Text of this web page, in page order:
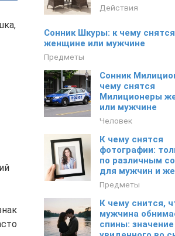
Действия
Сонник Шкуры: к чему
женщине или мужчине
Предметы
Сонник
чему снятся
Милиционеры
или мужчине
Человек
К чему снятся
фотографии:
по различным
для мужчин и
Предметы
К чему снится,
мужчина
спины: значение